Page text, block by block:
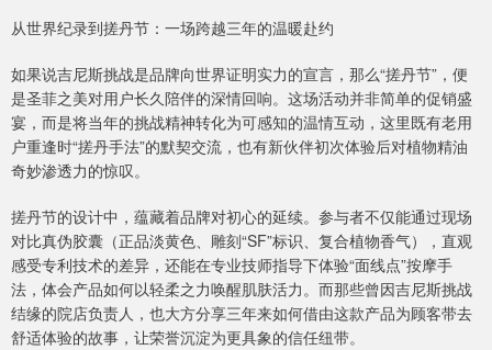
从世界纪录到搓丹节：一场跨越三年的温暖赴约
如果说吉尼斯挑战是品牌向世界证明实力的宣言，那么“搓丹节”，便
是圣菲之美对用户长久陪伴的深情回响。这场活动并非简单的促销盛
宴，而是将当年的挑战精神转化为可感知的温情互动，这里既有老用
户重逢时“搓丹手法”的默契交流，也有新伙伴初次体验后对植物精油
奇妙渗透力的惊叹。
搓丹节的设计中，蕴藏着品牌对初心的延续。参与者不仅能通过现场
对比真伪胶囊（正品淡黄色、雕刻“SF”标识、复合植物香气），直观
感受专利技术的差异，还能在专业技师指导下体验“面线点”按摩手
法，体会产品如何以轻柔之力唤醒肌肤活力。而那些曾因吉尼斯挑战
结缘的院店负责人，也大方分享三年来如何借由这款产品为顾客带去
舒适体验的故事，让荣誉沉淀为更具象的信任纽带。